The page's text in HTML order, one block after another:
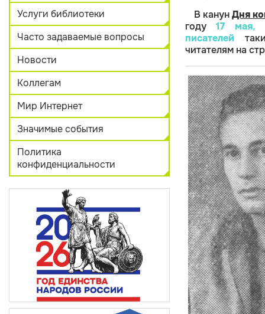
Услуги библиотеки
Часто задаваемые вопросы
Новости
Коллегам
Мир Интернет
Значимые события
Политика
конфиденциальности
В канунДня
году17 мая,
писателей
читателям на